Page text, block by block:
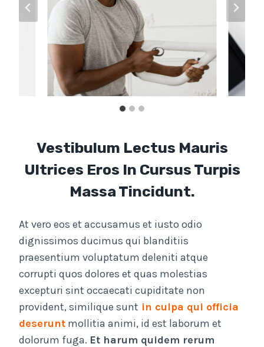
Vestibulum Lectus Mauris
Ultrices Eros In Cursus Turpis
Massa Tincidunt.
At vero eos et accusamus et iusto odio
dignissimos ducimus qui blanditiis
praesentium voluptatum deleniti atque
corrupti quos dolores et quas molestias
excepturi sint occaecati cupiditate non
provident, similique sunt in culpa qui officia
deserunt mollitia animi, id est laborum et
dolorum fuga. Et harum quidem rerum